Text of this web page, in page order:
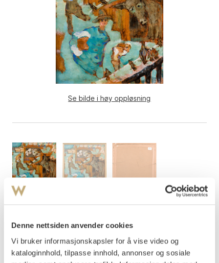
Denne nettsiden anvender cookies
Vi bruker informasjonskapsler for å vise video og
kataloginnhold, tilpasse innhold, annonser og sosiale
Se bilde i høy oppløsning
Riis, Bendik 1911-1988
Olje på plate